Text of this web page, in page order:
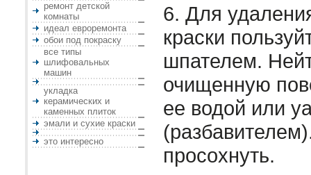
ремонт детской
комнаты
идеал евроремонта
обои под покраску
все типы
шлифовальных
машин
укладка
керамических и
каменных плиток
эмали и сухие краски
это интересно
6. Для
краски
шпателем.
очищенную
ее водой или
просохнуть.